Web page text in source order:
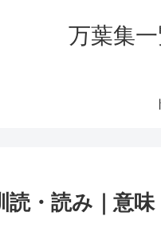
万葉集
・読み｜意味